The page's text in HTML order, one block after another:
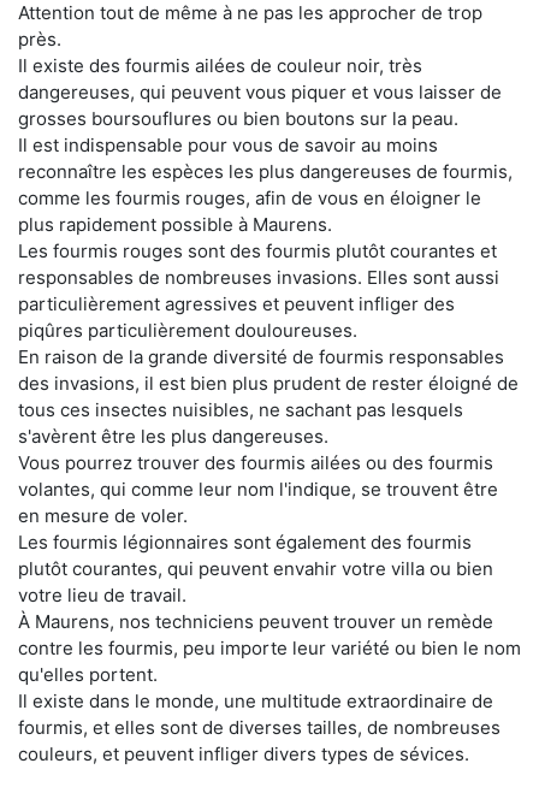
Attention tout de même à ne pas les approcher de trop
près.
Il existe des fourmis ailées de couleur noir, très
dangereuses, qui peuvent vous piquer et vous laisser de
grosses boursouflures ou bien boutons sur la peau.
Il est indispensable pour vous de savoir au moins
reconnaître les espèces les plus dangereuses de fourmis,
comme les fourmis rouges, afin de vous en éloigner le
plus rapidement possible à Maurens.
Les fourmis rouges sont des fourmis plutôt courantes et
responsables de nombreuses invasions. Elles sont aussi
particulièrement agressives et peuvent infliger des
piqûres particulièrement douloureuses.
En raison de la grande diversité de fourmis responsables
des invasions, il est bien plus prudent de rester éloigné de
tous ces insectes nuisibles, ne sachant pas lesquels
s'avèrent être les plus dangereuses.
Vous pourrez trouver des fourmis ailées ou des fourmis
volantes, qui comme leur nom l'indique, se trouvent être
en mesure de voler.
Les fourmis légionnaires sont également des fourmis
plutôt courantes, qui peuvent envahir votre villa ou bien
votre lieu de travail.
À Maurens, nos techniciens peuvent trouver un remède
contre les fourmis, peu importe leur variété ou bien le nom
qu'elles portent.
Il existe dans le monde, une multitude extraordinaire de
fourmis, et elles sont de diverses tailles, de nombreuses
couleurs, et peuvent infliger divers types de sévices.